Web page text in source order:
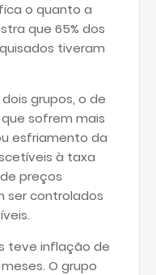
o quanto a
que 65% dos
tiveram
dois grupos, o de
sofrem mais
esfriamento da
à taxa
preços
ser controlados
teve inflação de
meses. O grupo